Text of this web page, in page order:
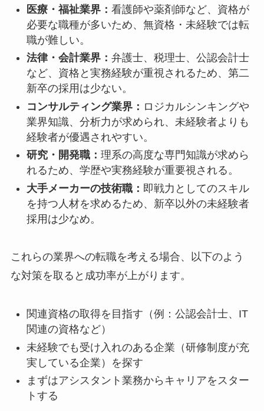
医療・福祉業界： 看護師や薬剤師など、資格が
必要な職種が多いため、無資格・未経験では転
職が難しい。
法律・会計業界： 弁護士、税理士、公認会計士
など、資格と実務経験が重視されるため、第二
新卒の採用は少ない。
コンサルティング業界： ロジカルシンキングや
業界知識、分析力が求められ、未経験者よりも
経験者が優遇されやすい。
研究・開発職： 理系の高度な専門知識が求めら
れるため、学歴や実務経験が重要視される。
大手メーカーの技術職： 即戦力としてのスキル
を持つ人材を求めるため、新卒以外の未経験者
採用は少なめ。
これらの業界への転職を考える場合、以下のよう
な対策を取ると成功率が上がります。
関連資格の取得を目指す（例：公認会計士、IT
関連の資格など）
未経験でも受け入れのある企業（研修制度が充
実している企業）を探す
まずはアシスタント業務からキャリアをスター
トする